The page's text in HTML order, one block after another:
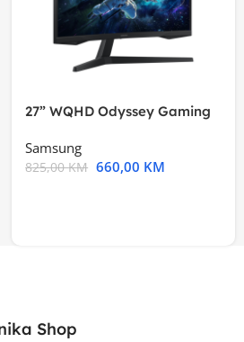
27” WQHD Odyssey Gaming
Samsung
825,00KM 660,00 KM
Shop